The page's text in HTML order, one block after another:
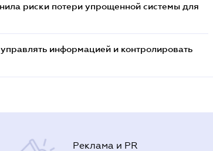
риски потери упрощенной системы для
информацией и контролировать
Реклама и PR